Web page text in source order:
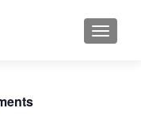
MENU